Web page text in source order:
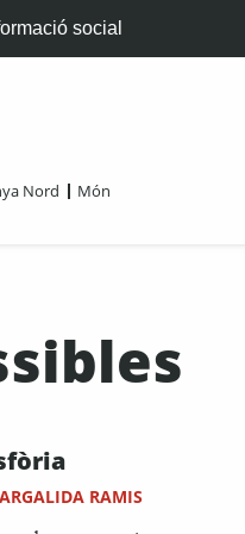
social
Nord Món
RAMIS